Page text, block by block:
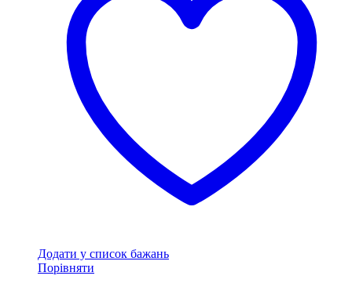
Додати у список бажань
Порівняти